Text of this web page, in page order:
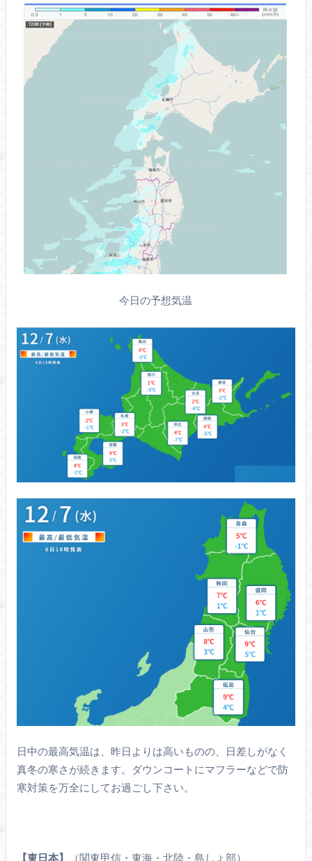
今日の予想気温
日中の最高気温は、昨日よりは高いものの、日差しがなく
真冬の寒さが続きます。ダウンコートにマフラーなどで防
寒対策を万全にしてお過ごし下さい。
【東日本】 （関東甲信・東海・北陸・島しょ部）